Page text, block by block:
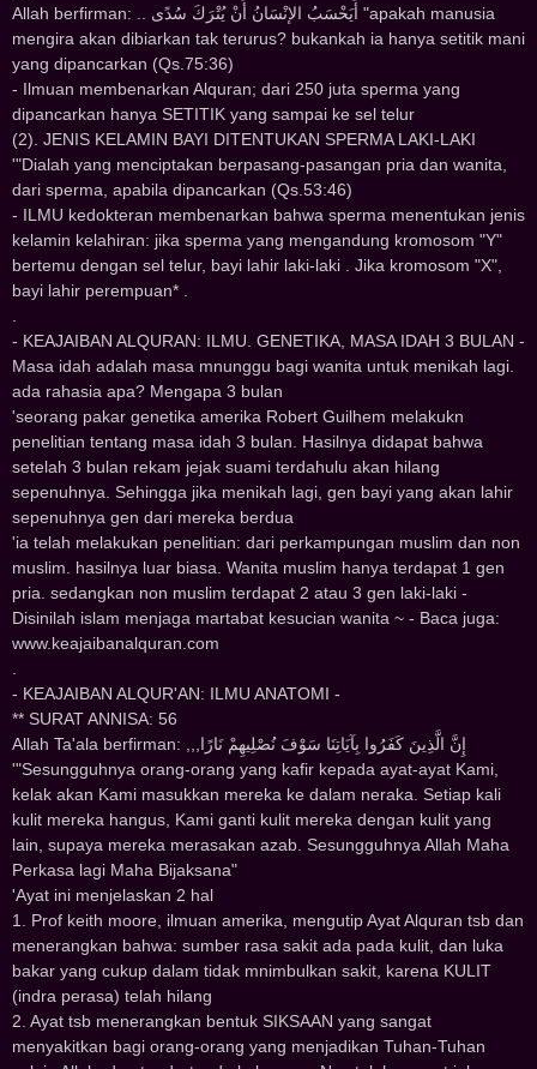
Allah berfirman: .. ﺃَﻳَﺤْﺴَﺐُ ﺍﻹﻧْﺴَﺎﻥُ ﺃَﻥْ ﻳُﺘْﺮَﻙَ ﺳُﺪًﻯ "apakah manusia
mengira akan dibiarkan tak terurus? bukankah ia hanya setitik mani
yang dipancarkan (Qs.75:36)
- Ilmuan membenarkan Alquran; dari 250 juta sperma yang
dipancarkan hanya SETITIK yang sampai ke sel telur
(2). JENIS KELAMIN BAYI DITENTUKAN SPERMA LAKI-LAKI
'"Dialah yang menciptakan berpasang-pasangan pria dan wanita,
dari sperma, apabila dipancarkan (Qs.53:46)
- ILMU kedokteran membenarkan bahwa sperma menentukan jenis
kelamin kelahiran: jika sperma yang mengandung kromosom "Y"
bertemu dengan sel telur, bayi lahir laki-laki . Jika kromosom "X",
bayi lahir perempuan* .
.
- KEAJAIBAN ALQURAN: ILMU. GENETIKA, MASA IDAH 3 BULAN -
Masa idah adalah masa mnunggu bagi wanita untuk menikah lagi.
ada rahasia apa? Mengapa 3 bulan
'seorang pakar genetika amerika Robert Guilhem melakukn
penelitian tentang masa idah 3 bulan. Hasilnya didapat bahwa
setelah 3 bulan rekam jejak suami terdahulu akan hilang
sepenuhnya. Sehingga jika menikah lagi, gen bayi yang akan lahir
sepenuhnya gen dari mereka berdua
'ia telah melakukan penelitian: dari perkampungan muslim dan non
muslim. hasilnya luar biasa. Wanita muslim hanya terdapat 1 gen
pria. sedangkan non muslim terdapat 2 atau 3 gen laki-laki -
Disinilah islam menjaga martabat kesucian wanita ~ - Baca juga:
www.keajaibanalquran.com
.
- KEAJAIBAN ALQUR'AN: ILMU ANATOMI -
** SURAT ANNISA: 56
Allah Ta'ala berfirman: ,,,ﺇِﻥَّ ﺍﻟَّﺬِﻳﻦَ ﻛَﻔَﺮُﻭﺍ ﺑِﺂﻳَﺎﺗِﻨَﺎ ﺳَﻮْﻑَ ﻧُﺼْﻠِﻴﻬِﻢْ ﻧَﺎﺭًﺍ
'"Sesungguhnya orang-orang yang kafir kepada ayat-ayat Kami,
kelak akan Kami masukkan mereka ke dalam neraka. Setiap kali
kulit mereka hangus, Kami ganti kulit mereka dengan kulit yang
lain, supaya mereka merasakan azab. Sesungguhnya Allah Maha
Perkasa lagi Maha Bijaksana"
'Ayat ini menjelaskan 2 hal
1. Prof keith moore, ilmuan amerika, mengutip Ayat Alquran tsb dan
menerangkan bahwa: sumber rasa sakit ada pada kulit, dan luka
bakar yang cukup dalam tidak mnimbulkan sakit, karena KULIT
(indra perasa) telah hilang
2. Ayat tsb menerangkan bentuk SIKSAAN yang sangat
menyakitkan bagi orang-orang yang menjadikan Tuhan-Tuhan